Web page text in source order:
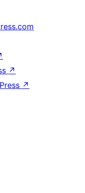
↗
↗